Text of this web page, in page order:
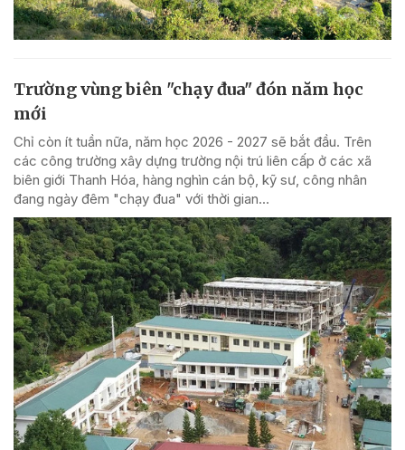
Trường vùng biên "chạy đua" đón năm học
mới
Chỉ còn ít tuần nữa, năm học 2026 - 2027 sẽ bắt đầu. Trên
các công trường xây dựng trường nội trú liên cấp ở các xã
biên giới Thanh Hóa, hàng nghìn cán bộ, kỹ sư, công nhân
đang ngày đêm "chạy đua" với thời gian...